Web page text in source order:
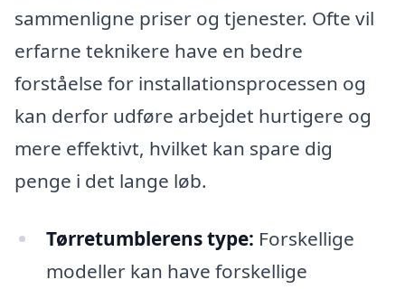
sammenligne priser og tjenester. Ofte vil
erfarne teknikere have en bedre
forståelse for installationsprocessen og
kan derfor udføre arbejdet hurtigere og
mere effektivt, hvilket kan spare dig
penge i det lange løb.
Tørretumblerens type: Forskellige
modeller kan have forskellige